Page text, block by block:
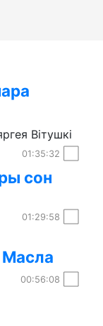
Вітушкі
01:35:32
сон
01:29:58
Масла
00:56:08